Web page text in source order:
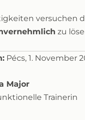
versuchen
zu
Pécs, 1. November
Major
Trainerin